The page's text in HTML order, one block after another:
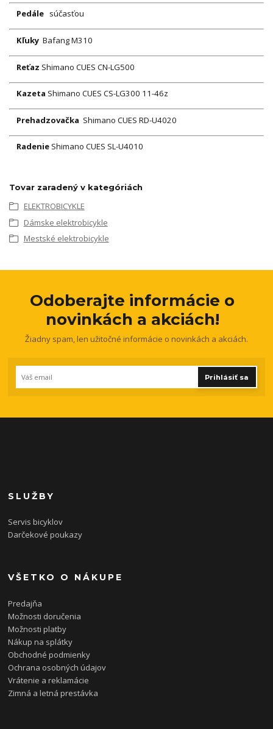
Pedále súčasťou
Kľuky Bafang M310
Reťaz Shimano CUES CN-LG500
Kazeta Shimano CUES CS-LG300 11-46z
Prehadzovačka Shimano CUES RD-U4020
Radenie Shimano CUES SL-U4010
Tovar zaradený v kategóriách
ELEKTROBICYKLE
Dámske elektrobicykle
Mestské elektrobicykle
Odoberajte informácie o
novinkách a akciách!
Žiadny spam, len užitočné informácie o novinkách a akciách.
Prihlásiť sa
SLUŽBY
Servis bicyklov
Darčekové poukazy
VŠETKO O NÁKUPE
Predajňa
Možnosti doručenia
Možnosti platby
Nákup na splátky
Obchodné podmienky
Ochrana osobných údajov
Vrátenie a reklamácie
Zimná a letná prestávka